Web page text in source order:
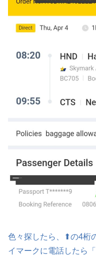
色々探したら、⬆の4桁
イマークに電話したら